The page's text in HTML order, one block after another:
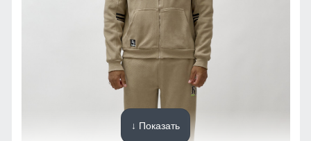
↓ Показать